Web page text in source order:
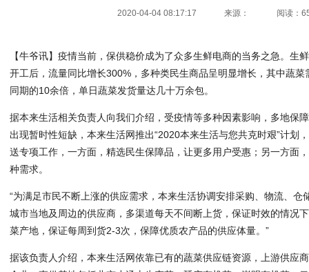
2020-04-04 08:17:17 来源： 阅读：
【牛爷讯】疫情当前，保供稳价成为了众多生鲜电商的当务之急。生
开工后，流量同比增长300%，多种类民生商品呈明显增长，其中蔬
同期的10余倍，单日蔬菜发货量达几十万余包。
据本来生活相关负责人向我们介绍，受疫情等多种因素影响，多地保
出现暂时性短缺，本来生活网推出“2020本来生活与您共克时艰”计划
送专项工作，一方面，精选民生保障品，让更多用户受惠；另一方面
种需求。
“为满足市民不断上涨的供应需求，本来生活协调安排采购、物流、仓
城市当地及周边的供应商，多渠道每天不间断上货，保证时效的情况
菜产地，保证每周到货2-3次，保障优质农产品的供应体量。”
据该负责人介绍，本来生活网依靠已有的蔬菜供应链资源，上游供应